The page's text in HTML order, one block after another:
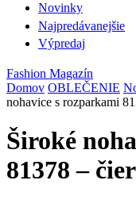
Novinky
Najpredávanejšie
Výpredaj
Fashion Magazín
Domov OBLEČENIE
nohavice s rozparkami
Široké
81378 –